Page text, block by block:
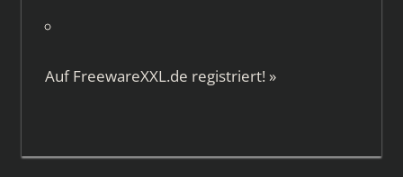
AufFreewareXXL.de registriert! »